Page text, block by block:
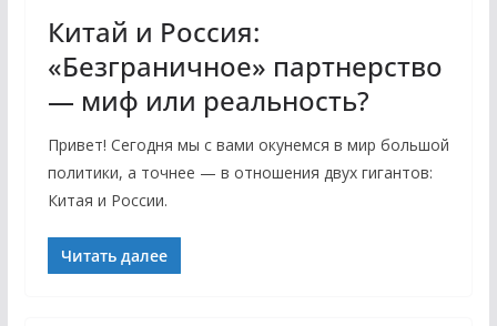
Китай и Россия:
«Безграничное» партнерство
— миф или реальность?
Привет! Сегодня мы с вами окунемся в мир большой
политики, а точнее — в отношения двух гигантов:
Китая и России.
Читать далее